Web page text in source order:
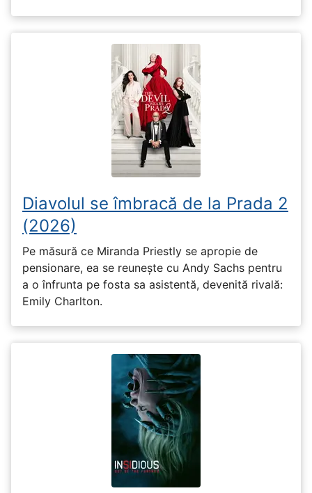
Diavolul se îmbracă de la Prada 2
(2026)
Pe măsură ce Miranda Priestly se apropie de
pensionare, ea se reunește cu Andy Sachs pentru
a o înfrunta pe fosta sa asistentă, devenită rivală:
Emily Charlton.